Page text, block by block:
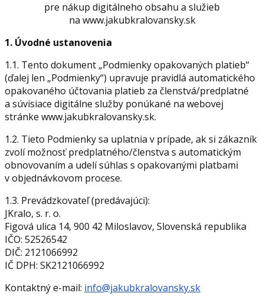
pre nákup digitálneho obsahu a služieb
na www.jakubkralovansky.sk
1. Úvodné ustanovenia
1.1. Tento dokument „Podmienky opakovaných platieb“
(ďalej len „Podmienky“) upravuje pravidlá automatického
opakovaného účtovania platieb za členstvá/predplatné
a súvisiace digitálne služby ponúkané na webovej
stránke www.jakubkralovansky.sk.
1.2. Tieto Podmienky sa uplatnia v prípade, ak si zákazník
zvolí možnosť predplatného/členstva s automatickým
obnovovaním a udelí súhlas s opakovanými platbami
v objednávkovom procese.
1.3. Prevádzkovateľ (predávajúci):
JKralo, s. r. o.
Figová ulica 14, 900 42 Miloslavov, Slovenská republika
IČO: 52526542
DIČ: 2121066992
IČ DPH: SK2121066992
Kontaktný e-mail: info@jakubkralovansky.sk